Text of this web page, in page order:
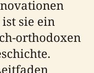
sie ein
orthodoxen